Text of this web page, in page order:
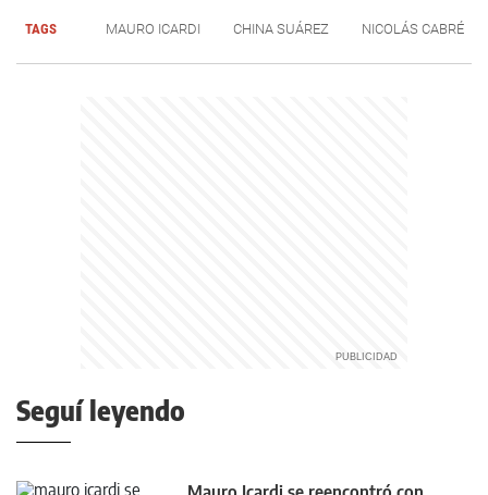
TAGS MAURO ICARDI CHINA SUÁREZ NICOLÁS CABRÉ
Seguí leyendo